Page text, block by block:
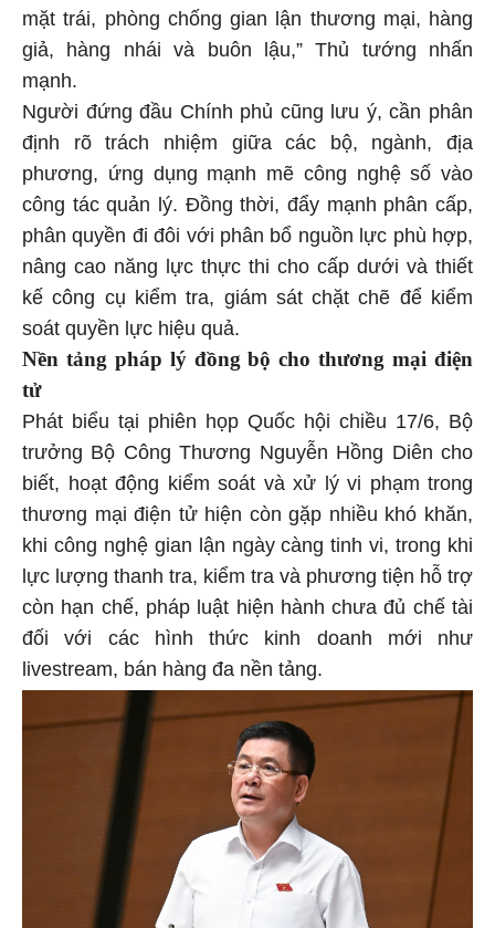
mặt trái, phòng chống gian lận thương mại, hàng
giả, hàng nhái và buôn lậu,” Thủ tướng nhấn
mạnh.
Người đứng đầu Chính phủ cũng lưu ý, cần phân
định rõ trách nhiệm giữa các bộ, ngành, địa
phương, ứng dụng mạnh mẽ công nghệ số vào
công tác quản lý. Đồng thời, đẩy mạnh phân cấp,
phân quyền đi đôi với phân bổ nguồn lực phù hợp,
nâng cao năng lực thực thi cho cấp dưới và thiết
kế công cụ kiểm tra, giám sát chặt chẽ để kiểm
soát quyền lực hiệu quả.
Nền tảng pháp lý đồng bộ cho thương mại điện
tử
Phát biểu tại phiên họp Quốc hội chiều 17/6, Bộ
trưởng Bộ Công Thương Nguyễn Hồng Diên cho
biết, hoạt động kiểm soát và xử lý vi phạm trong
thương mại điện tử hiện còn gặp nhiều khó khăn,
khi công nghệ gian lận ngày càng tinh vi, trong khi
lực lượng thanh tra, kiểm tra và phương tiện hỗ trợ
còn hạn chế, pháp luật hiện hành chưa đủ chế tài
đối với các hình thức kinh doanh mới như
livestream, bán hàng đa nền tảng.